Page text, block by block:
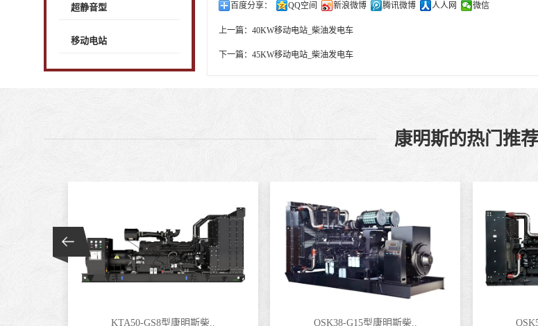
超静音型
移动电站
百度分享：
QQ空间 新浪微博 腾讯微博 人人网 微信
上一篇：40KW移动电站_柴油发电车
下一篇：45KW移动电站_柴油发电车
康明斯的热门推荐
KTA50-GS8型康明斯柴.. QSK38-G15型康明斯柴..